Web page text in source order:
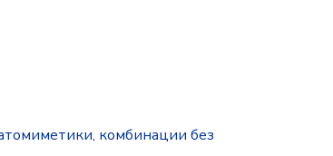
комбинации без